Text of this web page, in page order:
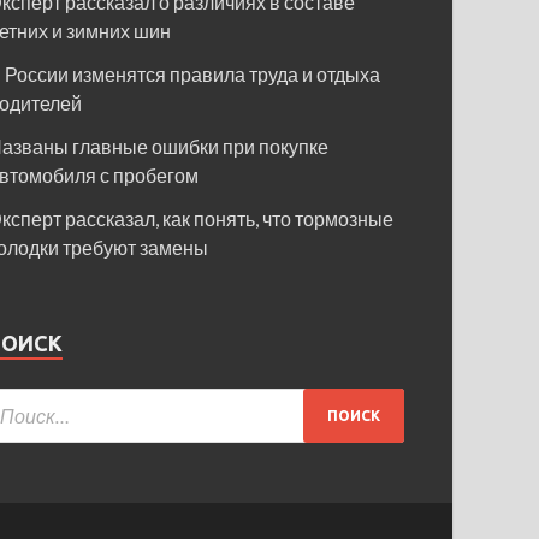
и зимних шин
России изменятся правила труда и отдыха
главные ошибки при покупке
с пробегом
рассказал, как понять, что тормозные
требуют замены